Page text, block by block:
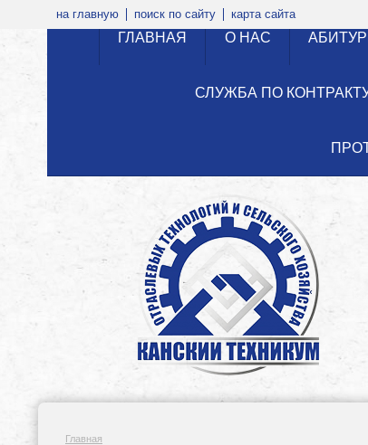
на главную поиск по сайту карта сайта
ГЛАВНАЯ О НАС
СЛУЖБА ПО
Главная